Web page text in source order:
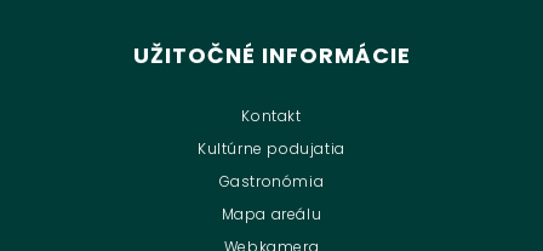
UŽITOČNÉ INFORMÁCIE
Kontakt
Kultúrne podujatia
Gastronómia
Mapa areálu
Webkamera